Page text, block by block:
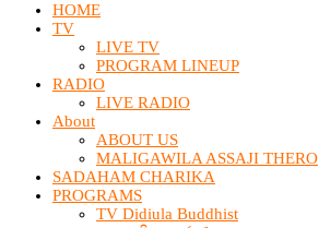
HOME
TV
LIVE TV
PROGRAM LINEUP
RADIO
LIVE RADIO
About
ABOUT US
MALIGAWILA ASSAJI THERO
SADAHAM CHARIKA
PROGRAMS
TV Didiula Buddhist